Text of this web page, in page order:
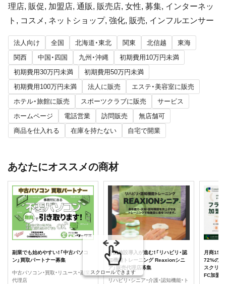
理店, 販促, 加盟店, 通販, 販売店, 女性, 募集, インターネッ
ト, コスメ, ネットショップ, 強化, 販売, インフルエンサー
法人向け 全国 北海道・東北 関東 北信越
東海
関西
中国・四国 九州・沖縄
初期費用10万円未満
初期費用30万円未満
初期費用50万円未満
初期費用100万円未満
法人に販売
エステ・美容室に販売
ホテル・旅館に販売
スポーツクラブに販売
サービス
ホームページ
電話営業 訪問販売
無店舗可
商品を仕入れる
在庫を持たない 自宅で開業
あなたにオススメの商材
副業でも始めやすい！「中古パソコ
ン」買取パートナー募集
中古パソコン・買取・リユース・副業・
代理店
介護施設導入が進む！「リハビリ・認
知機能トレーニング Reaxionシニ
ア」販売代理店募集
リハビリ・シニア・介護・認知機能・ト
月商150
72%の実
スクリー
FC加盟
スクロールできます